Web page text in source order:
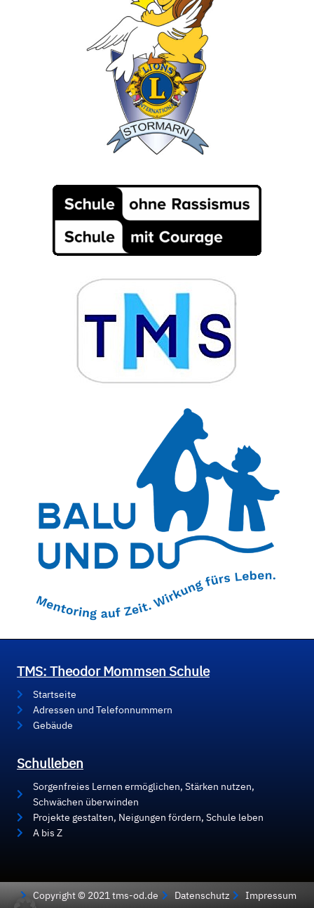
TMS: Theodor Mommsen Schule
Startseite
Adressen und Telefonnummern
Gebäude
Schulleben
Sorgenfreies Lernen ermöglichen, Stärken nutzen,
Schwächen überwinden
Projekte gestalten, Neigungen fördern, Schule leben
A bis Z
Copyright © 2021 tms-od.de Datenschutz Impressum